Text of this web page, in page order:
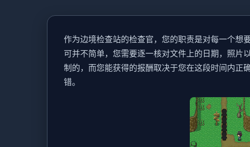
作为边境检查站的检查官，您的职责是对每一个想
可并不简单，您需要逐一核对文件上的日期，照片
制的，而您能获得的报酬取决于您在这段时间内正
错。